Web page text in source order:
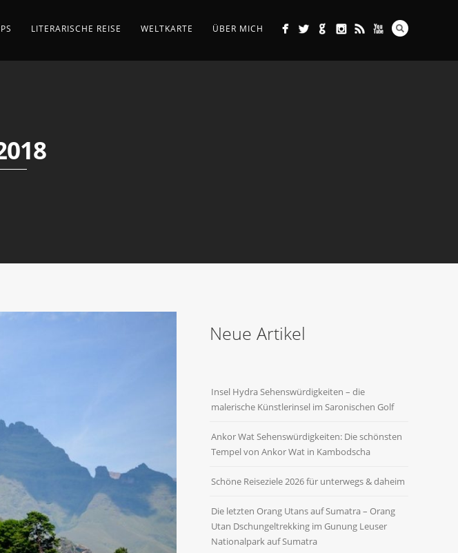
LITERARISCHE REISE WELTKARTE ÜBER MICH
Neue Artikel
Insel Hydra Sehenswürdigkeiten – die
malerische Künstlerinsel im Saronischen Golf
Ankor Wat Sehenswürdigkeiten: Die schönsten
Tempel von Ankor Wat in Kambodscha
Schöne Reiseziele 2026 für unterwegs & daheim
Die letzten Orang Utans auf Sumatra – Orang
Utan Dschungeltrekking im Gunung Leuser
Nationalpark auf Sumatra